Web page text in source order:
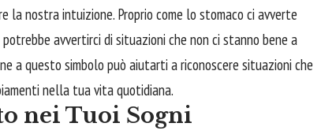
la nostra intuizione. Proprio come lo stomaco ci avverte
avvertirci di situazioni che non ci stanno bene a
a questo simbolo può aiutarti a riconoscere situazioni che
nella tua vita quotidiana.
nei Tuoi Sogni